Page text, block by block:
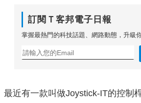
訂閱Ｔ客邦電子日報
掌握最熱門的科技話題、網路動態，升級
最近有一款叫做Joystick-IT的控制